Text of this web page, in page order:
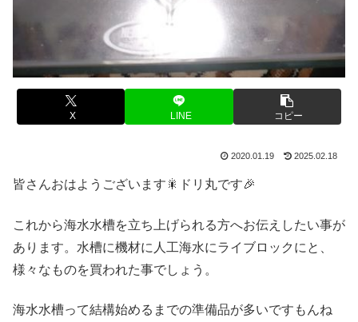
X LINE コピー
2020.01.19 2025.02.18
皆さんおはようございます🎇ドリ丸です🎉
これから海水水槽を立ち上げられる方へお伝えしたい事が
あります。水槽に機材に人工海水にライブロックにと、
様々なものを買われた事でしょう。
海水水槽って結構始めるまでの準備品が多いですもんね